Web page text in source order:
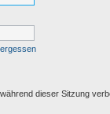
dieser Sitzung